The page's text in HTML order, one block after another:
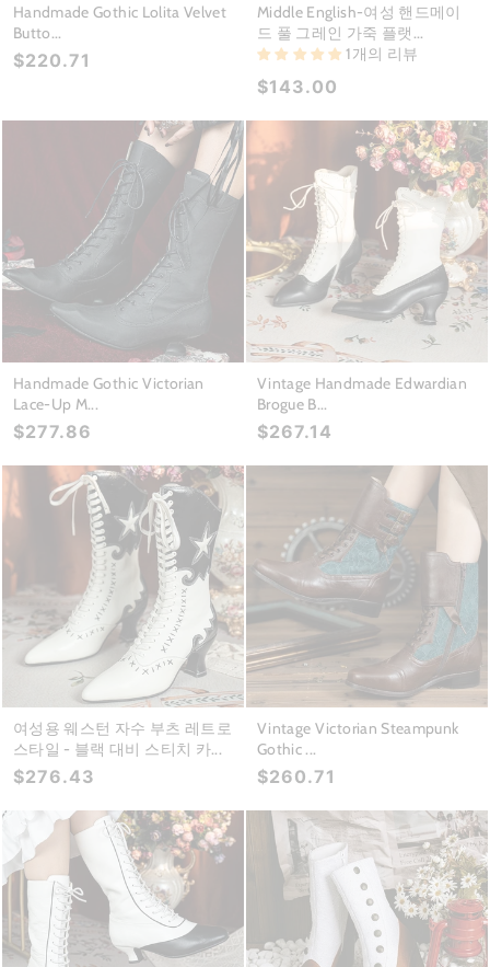
Handmade Gothic Lolita Velvet
Butto...
$220.71
Middle English-여성 핸드메이
드 풀 그레인 가죽 플랫...
1개의 리뷰
$143.00
Handmade Gothic Victorian
Lace-Up M...
$277.86
Vintage Handmade Edwardian
Brogue B...
$267.14
여성용 웨스턴 자수 부츠 레트로
스타일 - 블랙 대비 스티치 카...
$276.43
Vintage Victorian Steampunk
Gothic ...
$260.71